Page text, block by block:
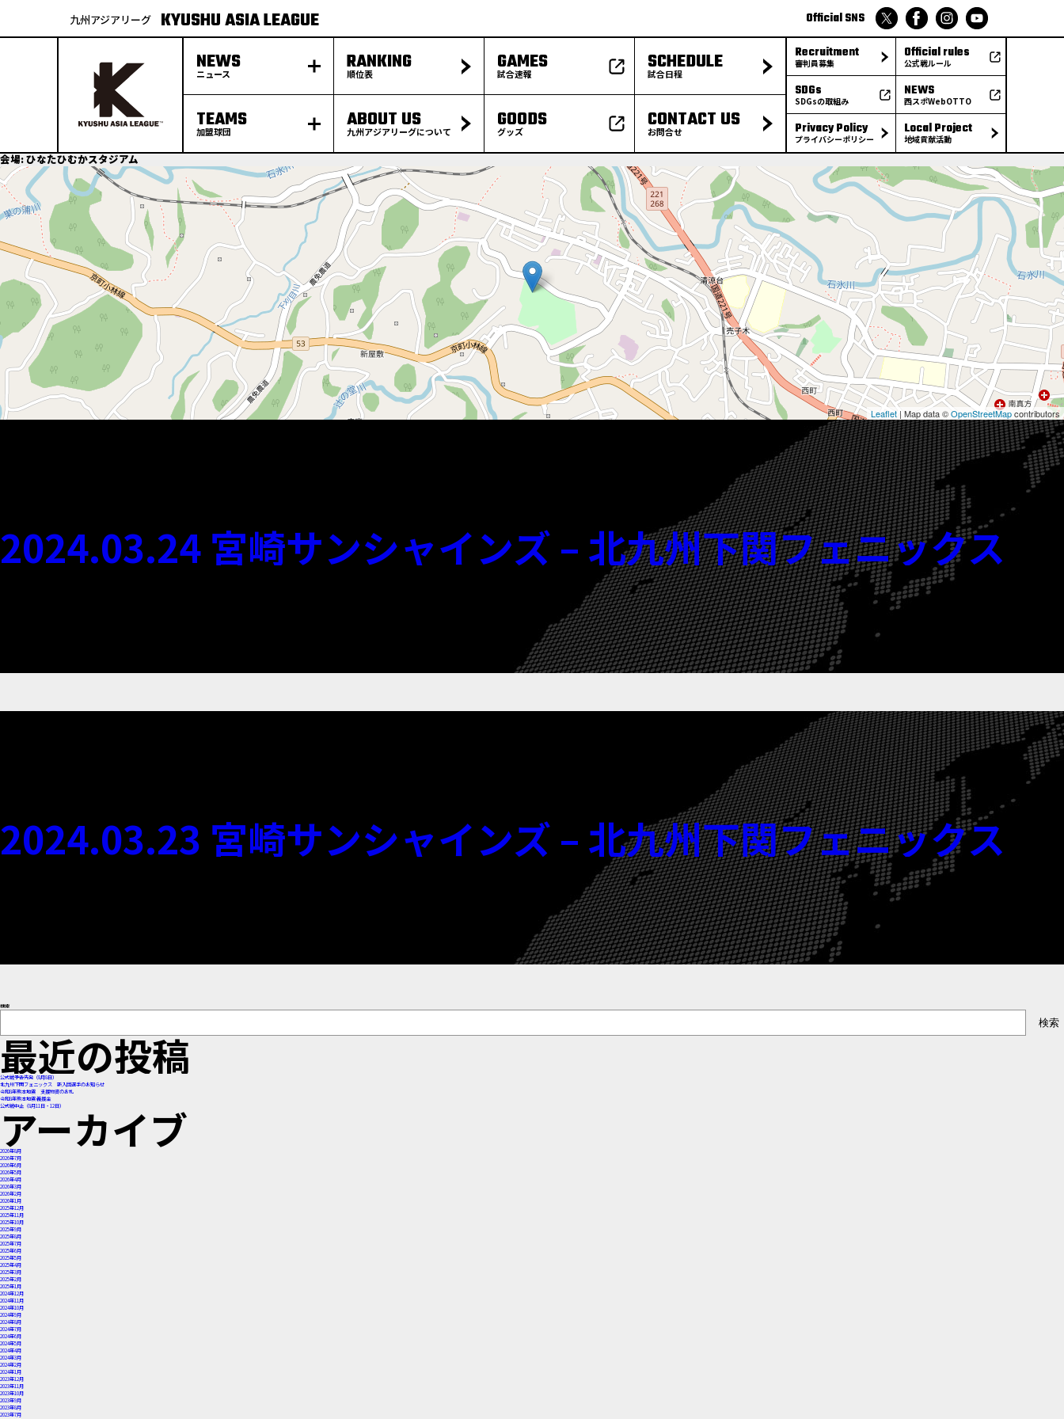
S
k
t
t
t
九州アジアリーグ KYUSHU ASIA LEAGUE Official SNS
NEWS
ニュース
TEAMS
加盟球団
RANKING
順位表
ABOUT US
九州アジアリーグについて
GAMES
試合速報
GOODS
グッズ
SCHEDULE
試合日程
CONTACT US
お問合せ
Recruitment
審判員募集
SDGs
SDGsの取組み
Privacy Policy
プライバシーポリシー
Official rules
公式戦ルール
NEWS
西スポWebOTTO
Local Project
地域貢献活動
会場:ひなたひむかスタジアム
Leaflet | Map data ©OpenStreetMapcontributors
2024.03.24 宮崎サンシャインズ – 北九州下関フェニックス
2024.03.23 宮崎サンシャインズ – 北九州下関フェニックス
検索
検索
最近の投稿
公式戦予告先発（8月8日）
北九州下関フェニックス 新入団選手のお知らせ
令和8年熊本地震 支援物資のお礼
令和8年熊本地震 義援金
公式戦中止（8月11日・12日）
アーカイブ
2026年8月
2026年7月
2026年6月
2026年5月
2026年4月
2026年3月
2026年2月
2026年1月
2025年12月
2025年11月
2025年10月
2025年9月
2025年8月
2025年7月
2025年6月
2025年5月
2025年4月
2025年3月
2025年2月
2025年1月
2024年12月
2024年11月
2024年10月
2024年9月
2024年8月
2024年7月
2024年6月
2024年5月
2024年4月
2024年3月
2024年2月
2024年1月
2023年12月
2023年11月
2023年10月
2023年9月
2023年8月
2023年7月